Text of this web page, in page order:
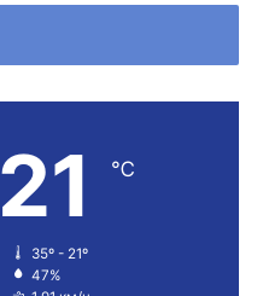
21 ℃
35º - 21º
47%